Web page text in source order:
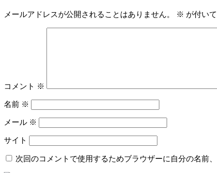
ョ
ン
メールアドレスが公開されることはありません。 ※ が付い
コメント ※
名前 ※
メール ※
サイト
次回のコメントで使用するためブラウザーに自分の名前